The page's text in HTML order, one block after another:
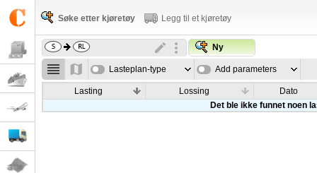
Søke etter kjøretøy Legg til et kjøretøy
Ny
Lasteplan-type Add parameters
Lasting Lossing
Dato
Det ble ikke funnet noen